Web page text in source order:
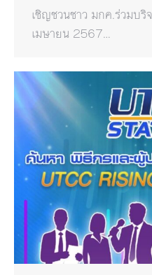
เชิญชวนชาว มกค.ร่วมบ
เมษายน 2567…